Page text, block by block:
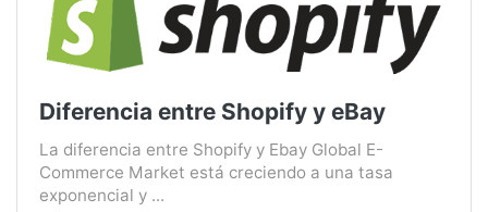
Diferencia entre Shopify y eBay
La diferencia entre Shopify y Ebay Global E-
Commerce Market está creciendo a una tasa
exponencial y ...